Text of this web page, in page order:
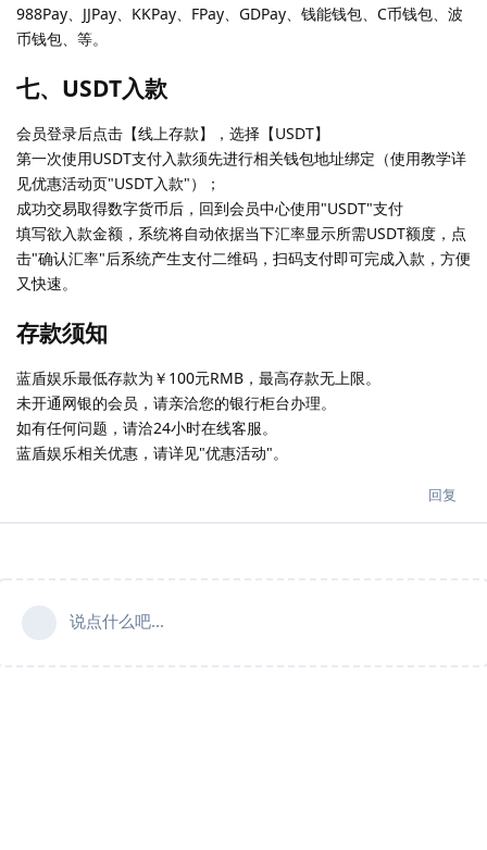
988Pay、JJPay、KKPay、FPay、GDPay、钱能钱包、C币钱包、波
币钱包、等。
七、USDT入款
会员登录后点击【线上存款】，选择【USDT】
第一次使用USDT支付入款须先进行相关钱包地址绑定（使用教学详
见优惠活动页"USDT入款"）；
成功交易取得数字货币后，回到会员中心使用"USDT"支付
填写欲入款金额，系统将自动依据当下汇率显示所需USDT额度，点
击"确认汇率"后系统产生支付二维码，扫码支付即可完成入款，方便
又快速。
存款须知
蓝盾娱乐最低存款为￥100元RMB，最高存款无上限。
未开通网银的会员，请亲洽您的银行柜台办理。
如有任何问题，请洽24小时在线客服。
​蓝盾娱乐相关优惠，请详见"优惠活动"。
回复
说点什么吧...